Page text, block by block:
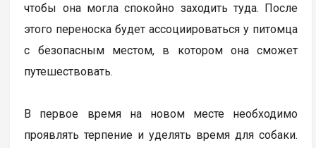
чтобы она могла спокойно заходить туда. После
этого переноска будет ассоциироваться у питомца
с безопасным местом, в котором она сможет
путешествовать.
В первое время на новом месте необходимо
проявлять терпение и уделять время для собаки.